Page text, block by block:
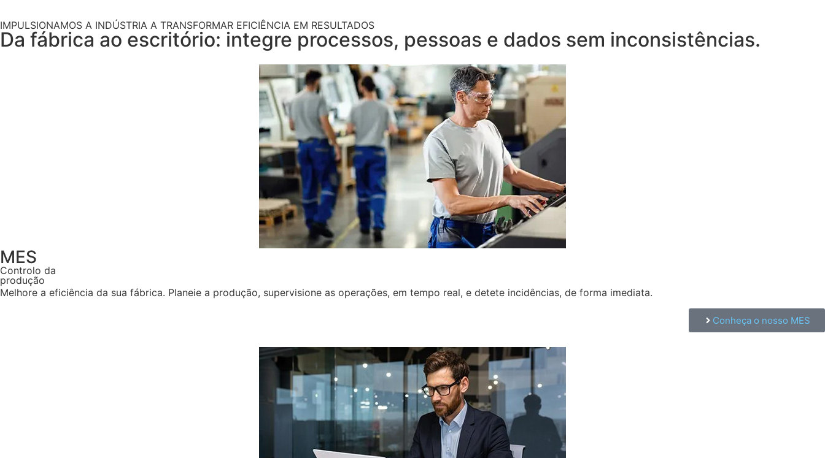
IMPULSIONAMOS A INDÚSTRIA A TRANSFORMAR EFICIÊNCIA EM RESULTADOS
Da fábrica ao escritório: integre processos, pessoas e dados sem inconsistências.
MES
Controlo da
produção
Melhore a eficiência da sua fábrica. Planeie a produção, supervisione as operações, em tempo real, e detete incidências, de forma imediata.
Conheça o nosso MES